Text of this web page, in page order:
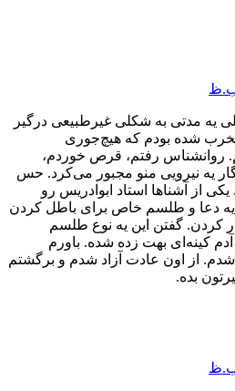
یه مدتی به شکلی غیرطبیعی درگیر
شده بودم که هیچ‌جوری
روانشناس رفتم، قرص خوردم،
یه نیرویی منو مجبور می‌کرد. حس
از آشناها استاد ابوادریس رو
یه دعا و طلسم خاص برای باطل کردن
کردن. گفتن این یه نوع طلسم
کینه‌ای بهت زده شده. باورم
از اون عادت آزاد شدم و برگشتم
بده.